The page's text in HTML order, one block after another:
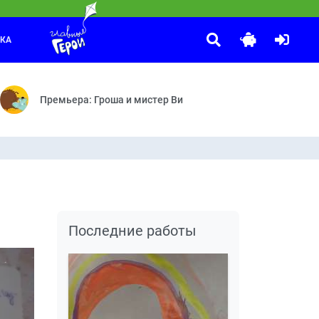
Верное средство — Пицца — Шпинат, шоколад и условный
и однажды решает найти путь домой.
Спокойной ночи, малыши!
Передача «Спокойной ночи, малыши!» — уникальное
Премьера: Гроша и мистер Ви
Последние работы